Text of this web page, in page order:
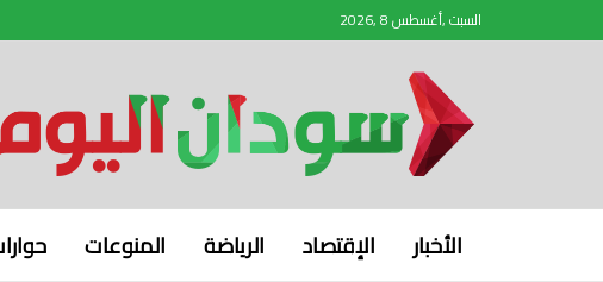
السبت ,أغسطس 8 ,2026
الأخبار الإقتصاد الرياضة المنوعات